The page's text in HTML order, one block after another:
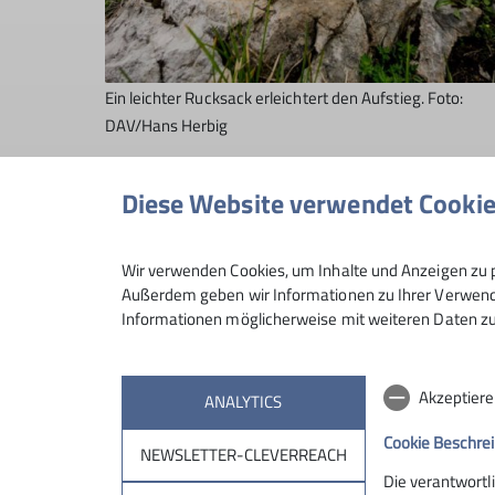
Ein leichter Rucksack erleichtert den Aufstieg. Foto:
DAV/Hans Herbig
Sektion
Diese Website verwendet
Wir verwenden Cookies, um Inhalte und Anzeigen
Außerdem geben wir Informationen zu Ihrer
Informationen möglicherweise mit weiteren Daten
ANALYTICS
NEWSLETTER-CLEVERREACH
Cookie
Die